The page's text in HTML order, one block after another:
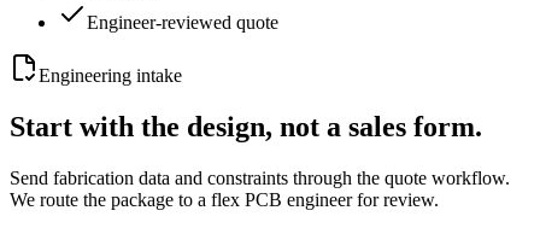
Engineer-reviewed quote
Engineering intake
Start with the design, not a sales form.
Send fabrication data and constraints through the quote workflow.
We route the package to a flex PCB engineer for review.